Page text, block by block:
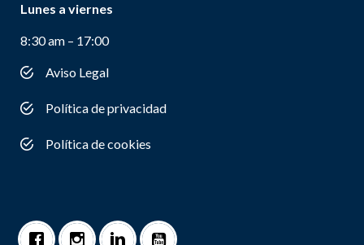
Lunes a viernes
8:30 am – 17:00
Aviso Legal
Política de privacidad
Política de cookies